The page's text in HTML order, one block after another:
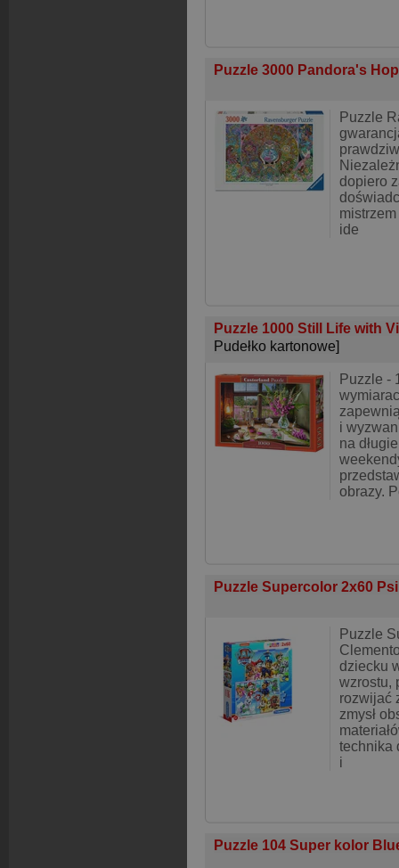
Puzzle 3000 Pandora's
Puzzle
dopiero
ide
Puzzle 1000 Still Life with
Pudełko kartonowe]
Puzzle -
i
na
obrazy.
Puzzle Supercolor 2x60
Puzzle
dziecku
wzrostu,
rozwijać
zmysł
technika
i
Puzzle 104 Super kolor